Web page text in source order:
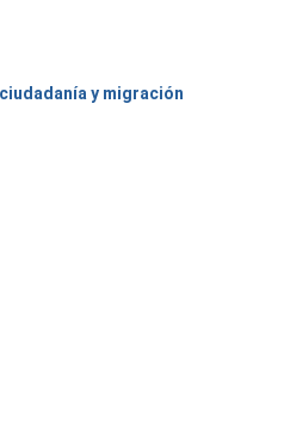
y migración